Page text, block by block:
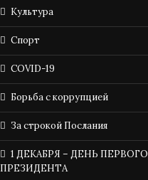
Культура
Спорт
COVID-19
Борьба с коррупцией
За строкой Послания
1 ДЕКАБРЯ – ДЕНЬ ПЕРВОГО
ПРЕЗИДЕНТА